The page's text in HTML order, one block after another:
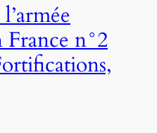
France n°2